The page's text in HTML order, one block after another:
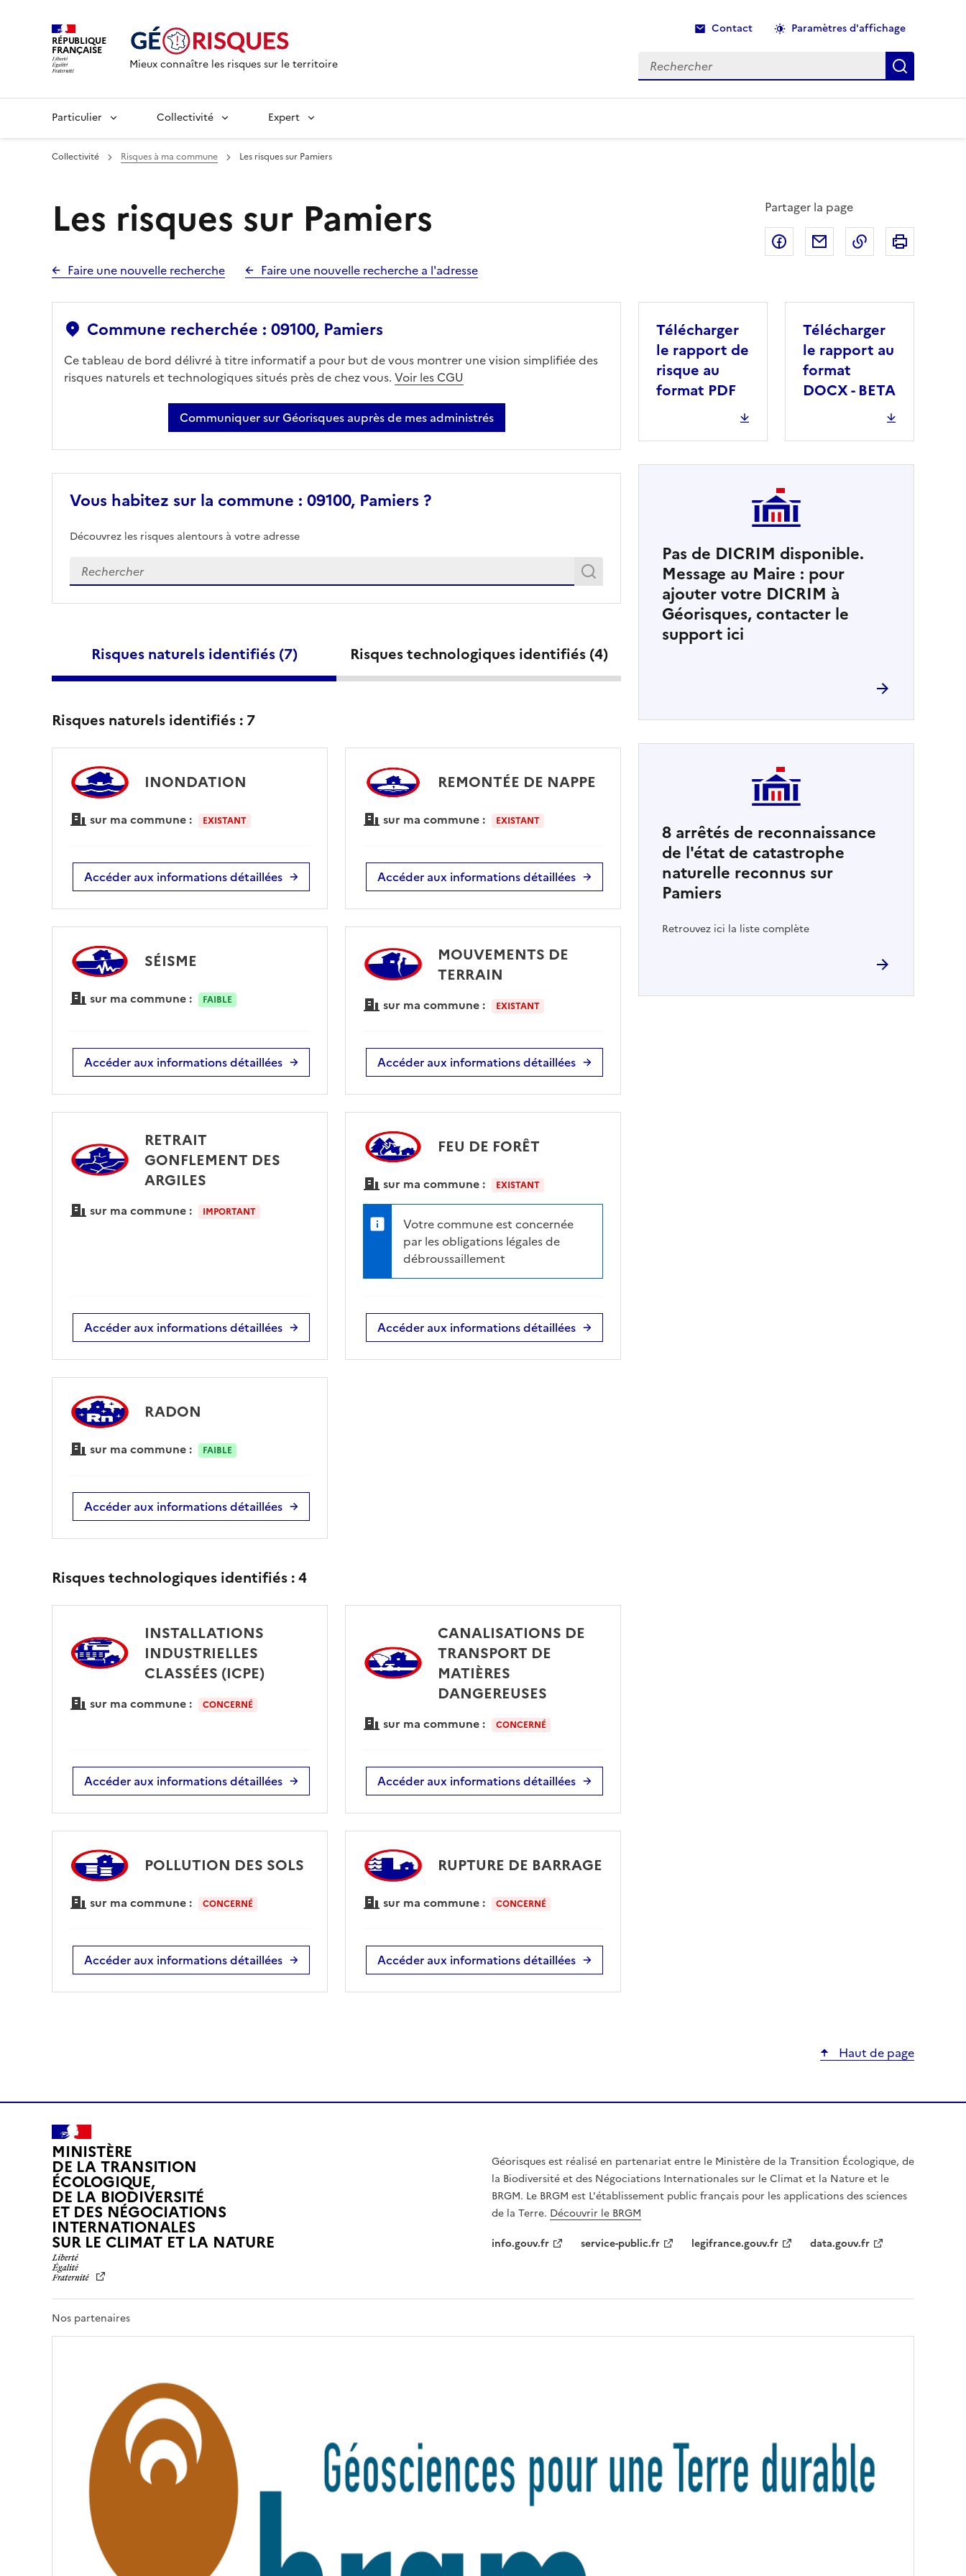
RÉPUBLIQUE
FRANÇAISE
Mieux connaître les risques sur le territoire
Contact Paramètres d'affichage
Rechercher Recherche
Particulier Collectivité Expert
Collectivité Risques à ma commune Les risques sur Pamiers
Les risques sur Pamiers
Faire une nouvelle recherche Faire une nouvelle recherche a l'adresse
Partager la page
Partager sur Facebook
Partager par email
Copier dans le
Commune recherchée : 09100, Pamiers
Ce tableau de bord délivré à titre informatif a pour but de vous montrer une vision simplifiée des
risques naturels et technologiques situés près de chez vous. Voir les CGU
Communiquer sur Géorisques auprès de mes administrés
Vous habitez sur la commune : 09100, Pamiers ?
Découvrez les risques alentours à votre adresse
Veuillez renseigner votre adresse exacte Rechercher
Recherche
Risques naturels identifiés (7) Risques technologiques identifiés (4)
Risques naturels identifiés : 7
INONDATION
sur ma commune : EXISTANT
Accéder aux informations détaillées
REMONTÉE DE NAPPE
sur ma commune : EXISTANT
Accéder aux informations détaillées
SÉISME
sur ma commune : FAIBLE
Accéder aux informations détaillées
MOUVEMENTS DE
TERRAIN
sur ma commune : EXISTANT
Accéder aux informations détaillées
RETRAIT
GONFLEMENT DES
ARGILES
sur ma commune : IMPORTANT
Accéder aux informations détaillées
FEU DE FORÊT
sur ma commune : EXISTANT
Votre commune est concernée
par les obligations légales de
débroussaillement
Accéder aux informations détaillées
RADON
sur ma commune : FAIBLE
Accéder aux informations détaillées
Risques technologiques identifiés :4
INSTALLATIONS
INDUSTRIELLES
CLASSÉES (ICPE)
sur ma commune : CONCERNÉ
Accéder aux informations détaillées
CANALISATIONS DE
TRANSPORT DE
MATIÈRES
DANGEREUSES
sur ma commune : CONCERNÉ
Accéder aux informations détaillées
POLLUTION DES SOLS
sur ma commune : CONCERNÉ
Accéder aux informations détaillées
RUPTURE DE BARRAGE
sur ma commune : CONCERNÉ
Accéder aux informations détaillées
Télécharger
le rapport de
risque au
format PDF
Télécharger
le rapport au
format
DOCX - BETA
Pas de DICRIM disponible.
Message au Maire : pour
ajouter votre DICRIM à
Géorisques, contacter le
support ici
8 arrêtés de reconnaissance
de l'état de catastrophe
naturelle reconnus sur
Pamiers
Retrouvez ici la liste complète
Haut de page
MINISTÈRE
DE LA TRANSITION
ÉCOLOGIQUE,
DE LA BIODIVERSITÉ
ET DES NÉGOCIATIONS
INTERNATIONALES
SUR LE CLIMAT ET LA NATUREL
R
É
R
R
Géorisques est réalisé en partenariat entre le Ministère de la Transition Écologique, de
la Biodiversité et des Négociations Internationales sur le Climat et la Nature et le
BRGM. Le BRGM est L'établissement public français pour les applications des sciences
de la Terre. Découvrir le BRGM
info.gouv.fr
service-public.fr legifrance.gouv.fr data.gouv.fr
Nos partenaires